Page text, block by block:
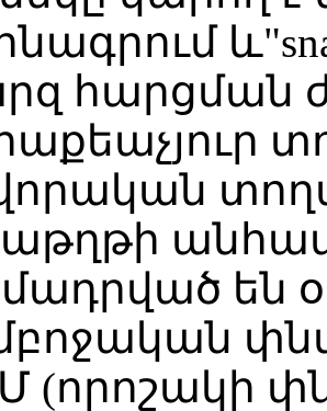
հարցման
են
(որոշակի